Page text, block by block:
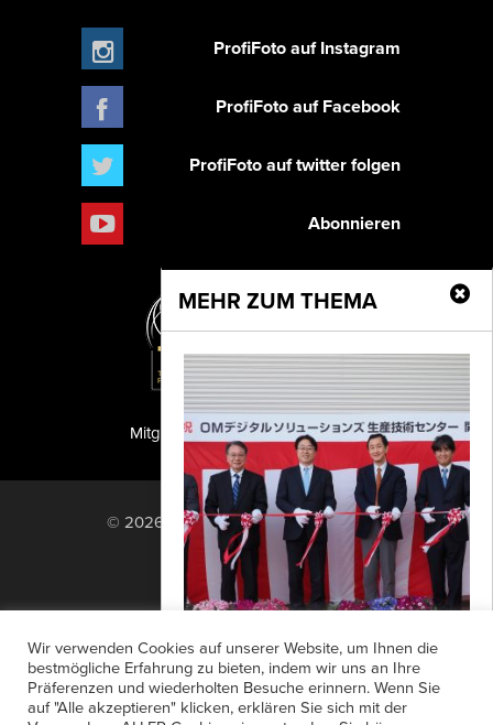
MEHR ZUM THEMA
Technologiezentrum für
Objektive
ProfiFoto auf Instagram
ProfiFoto auf Facebook
ProfiFoto auf twitter folgen
Abonnieren
PF Publishing GmbH
Mitglied der TIPA
© 2026 PF Publishing GmbH. All rights
reserved.
Nach oben
Anzeigensuche
Shop
Zahlungsarten
Widerrufsbelehrung
Datenschutz
Wir verwenden Cookies auf unserer Website, um Ihnen die
bestmögliche Erfahrung zu bieten, indem wir uns an Ihre
Präferenzen und wiederholten Besuche erinnern. Wenn Sie
auf "Alle akzeptieren" klicken, erklären Sie sich mit der